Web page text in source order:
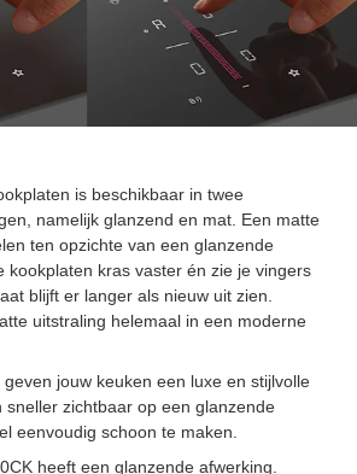
is beschikbaar in twee
namelijk glanzend en mat. Een matte
ten opzichte van een glanzende
kookplaten kras vaster én zie je vingers
blijft er langer als nieuw uit zien.
uitstraling helemaal in een moderne
jouw keuken een luxe en stijlvolle
sneller zichtbaar op een glanzende
eenvoudig schoon te maken.
heeft een glanzende afwerking.